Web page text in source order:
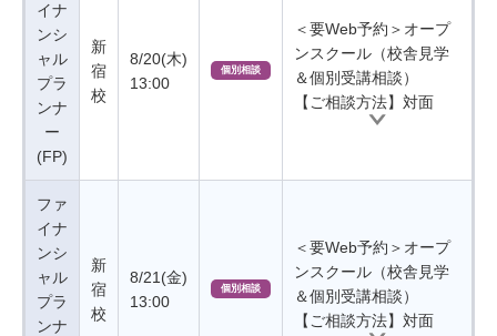
イナ
ンシ
ャル
プラ
ンナ
ー
(FP)
新
宿
校
8/20(木)
13:00
個別相談
＜要Web予約＞オープ
ンスクール（校舎見学
＆個別受講相談）
【ご相談方法】対面
ファ
イナ
ンシ
ャル
プラ
ンナ
新
宿
校
8/21(金)
13:00
個別相談
＜要Web予約＞オープ
ンスクール（校舎見学
＆個別受講相談）
【ご相談方法】対面